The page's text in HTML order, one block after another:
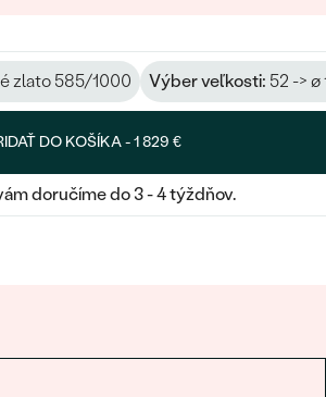
zlato 585/1000 Výber veľkosti: 52 -> ø
DO KOŠÍKA -1 829 €
doručíme do 3 - 4 týždňov.